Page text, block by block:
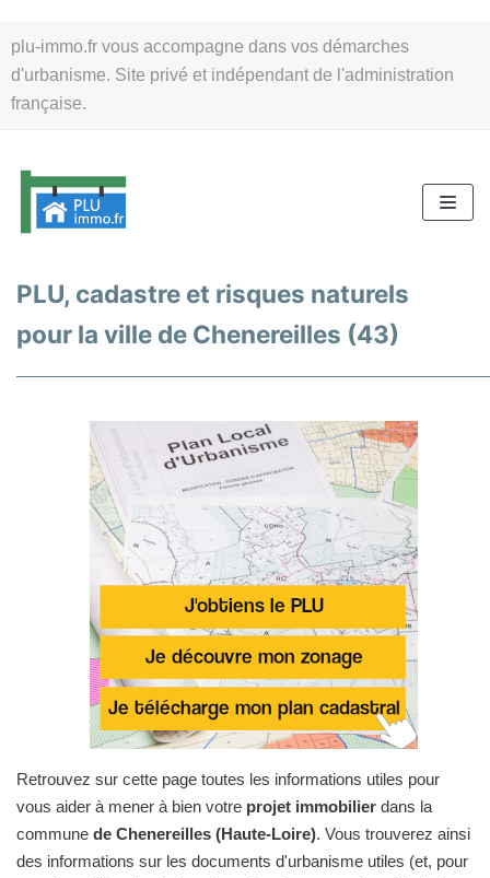
plu-immo.fr vous accompagne dans vos démarches
d'urbanisme. Site privé et indépendant de l'administration
française.
au
contenu
PLU, cadastre et risques naturels
pour la ville de Chenereilles (43)
Retrouvez sur cette page toutes les informations utiles pour
vous aider à mener à bien votre projet immobilier dans la
commune de Chenereilles (Haute-Loire). Vous trouverez ainsi
des informations sur les documents d'urbanisme utiles (et, pour